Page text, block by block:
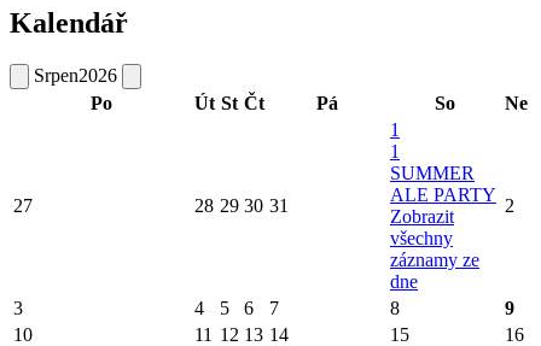
Kalendář
Srpen2026
Po
Út St Čt Pá So Ne
27 28 29 30 31
1
1
SUMMER
ALE PARTY
Zobrazit
všechny
záznamy ze
dne
2
3 4 5 6 7 8
9
10
11 12 13 14 15
16